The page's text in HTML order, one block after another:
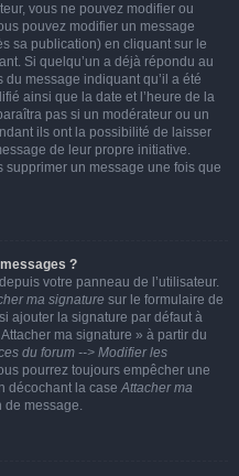
vous ne pouvez modifier ou
pouvez modifier un message
sa publication) en cliquant sur le
Si quelqu’un a déjà répondu au
du message indiquant qu’il a été
ainsi que la date et l’heure de la
pas si un modérateur ou un
ils ont la possibilité de laisser
de leur propre initiative.
supprimer un message une fois que
?
votre panneau de l’utilisateur.
ma signature sur le formulaire de
ajouter la signature par défaut à
ma signature » à partir du
du forum --> Modifier les
pourrez toujours empêcher une
décochant la caseAttacher ma
de message.